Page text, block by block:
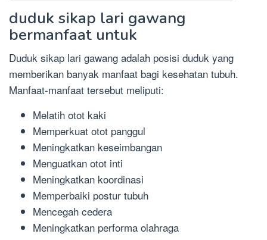
duduk sikap lari gawang
bermanfaat untuk
Duduk sikap lari gawang adalah posisi duduk yang
memberikan banyak manfaat bagi kesehatan tubuh.
Manfaat-manfaat tersebut meliputi:
Melatih otot kaki
Memperkuat otot panggul
Meningkatkan keseimbangan
Menguatkan otot inti
Meningkatkan koordinasi
Memperbaiki postur tubuh
Mencegah cedera
Meningkatkan performa olahraga